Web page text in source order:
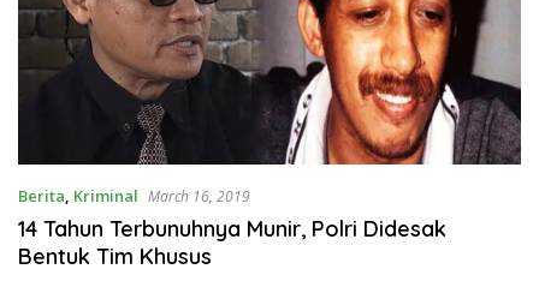
Berita, Kriminal March 16, 2019
14 Tahun Terbunuhnya Munir, Polri Didesak
Bentuk Tim Khusus